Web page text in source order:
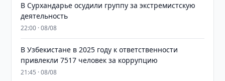
В Сурхандарье осудили группу за экстремистскую
деятельность
22:00 · 08/08
В Узбекистане в 2025 году к ответственности
привлекли 7517 человек за коррупцию
21:45 · 08/08